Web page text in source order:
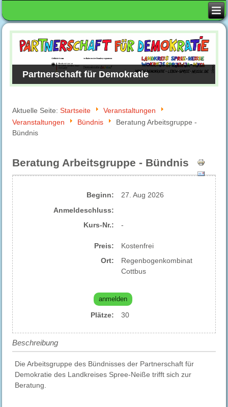
Partnerschaft für Demokratie
Aktuelle Seite:Startseite
Veranstaltungen
Veranstaltungen
Bündnis
Beratung Arbeitsgruppe -
Bündnis
Beratung Arbeitsgruppe - Bündnis
Beginn:
27. Aug 2026
Anmelde​schluss:
Kurs-Nr.:
-
Preis:
Kostenfrei
Ort:
Regenbogenkombinat
Cottbus
anmelden
Plätze: 30
Beschreibung
Die Arbeitsgruppe des Bündnisses der Partnerschaft für
Demokratie des Landkreises Spree-Neiße trifft sich zur
Beratung.